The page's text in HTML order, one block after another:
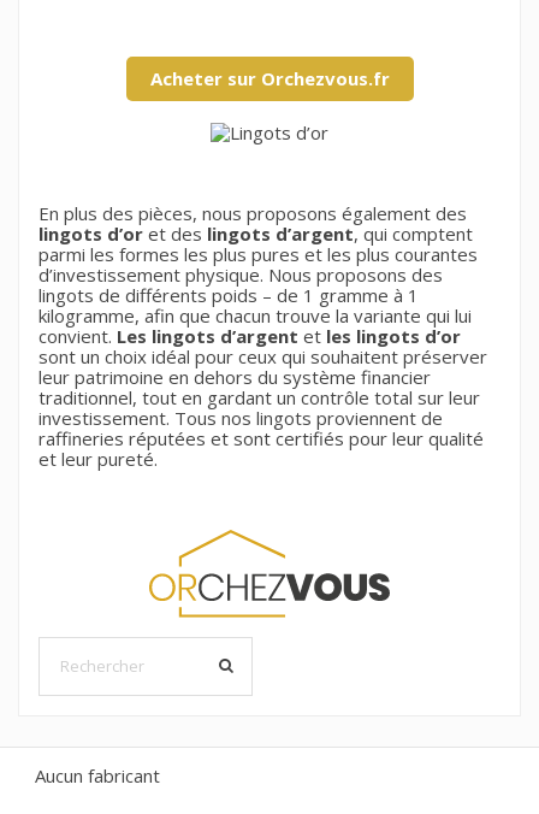
Acheter sur Orchezvous.fr
En plus des pièces, nous proposons également des
lingots d’or et des lingots d’argent, qui comptent
parmi les formes les plus pures et les plus courantes
d’investissement physique. Nous proposons des
lingots de différents poids – de 1 gramme à 1
kilogramme, afin que chacun trouve la variante qui lui
convient. Les lingots d’argent et les lingots d’or
sont un choix idéal pour ceux qui souhaitent préserver
leur patrimoine en dehors du système financier
traditionnel, tout en gardant un contrôle total sur leur
investissement. Tous nos lingots proviennent de
raffineries réputées et sont certifiés pour leur qualité
et leur pureté.
Aucun fabricant
add_circle_outline Créer une nouvelle liste
((modalTitle))
((cancelText)) ((modalDeleteText))
Annuler Créer une liste d'envies
Connexion
Annuler Connexion